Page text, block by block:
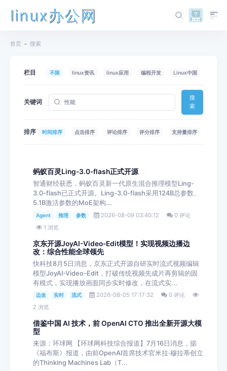
linux办公网
首页 搜索
栏目 不限 linux资讯 linux应用 编程开发 Linux中国
关键词
搜
索
排序 时间排序 点击排序 评论排序 评分排序 支持量排序
蚂蚁百灵Ling-3.0-flash正式开源
智通财经获悉，蚂蚁百灵新一代原生混合推理模型Ling-
3.0-flash已正式开源。Ling-3.0-flash采用124B总参数、
5.1B激活参数的MoE架构...
Agent 推理 参数 2026-08-09 03:40:12
0 评论
1 浏览
京东开源JoyAI-Video-Edit模型！实现视频边播边
改：综合性能全球领先
快科技8月5日消息，京东正式开源自研实时流式视频编辑
模型JoyAI-Video-Edit，打破传统视频先成片再剪辑的固
有模式，实现播放画面同步实时修改，在流式实...
边改 实时 流式 2026-08-05 17:17:32
0 评论
2 浏览
借鉴中国 AI 技术，前 OpenAI CTO 推出全新开源大模
型
来源：环球网 【环球网科技综合报道】7月16日消息，据
《福布斯》报道，由前OpenAI首席技术官米拉·穆拉蒂创立
的Thinking Machines Lab（T...